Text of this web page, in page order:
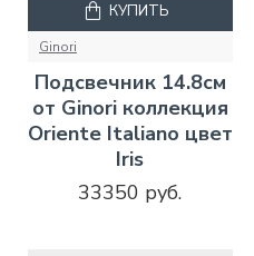
Ginori
Подсвечник 14.8см
от Ginori коллекция
Oriente Italiano цвет
Iris
33350 руб.
КУПИТЬ